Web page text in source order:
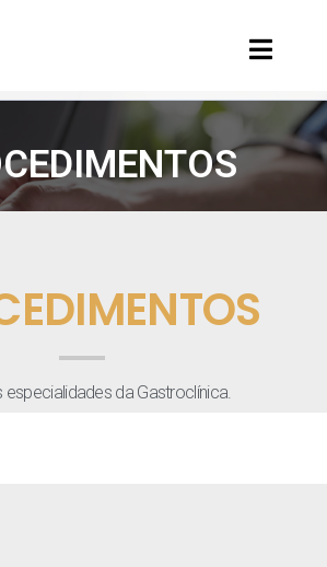
especialidades da Gastroclínica.